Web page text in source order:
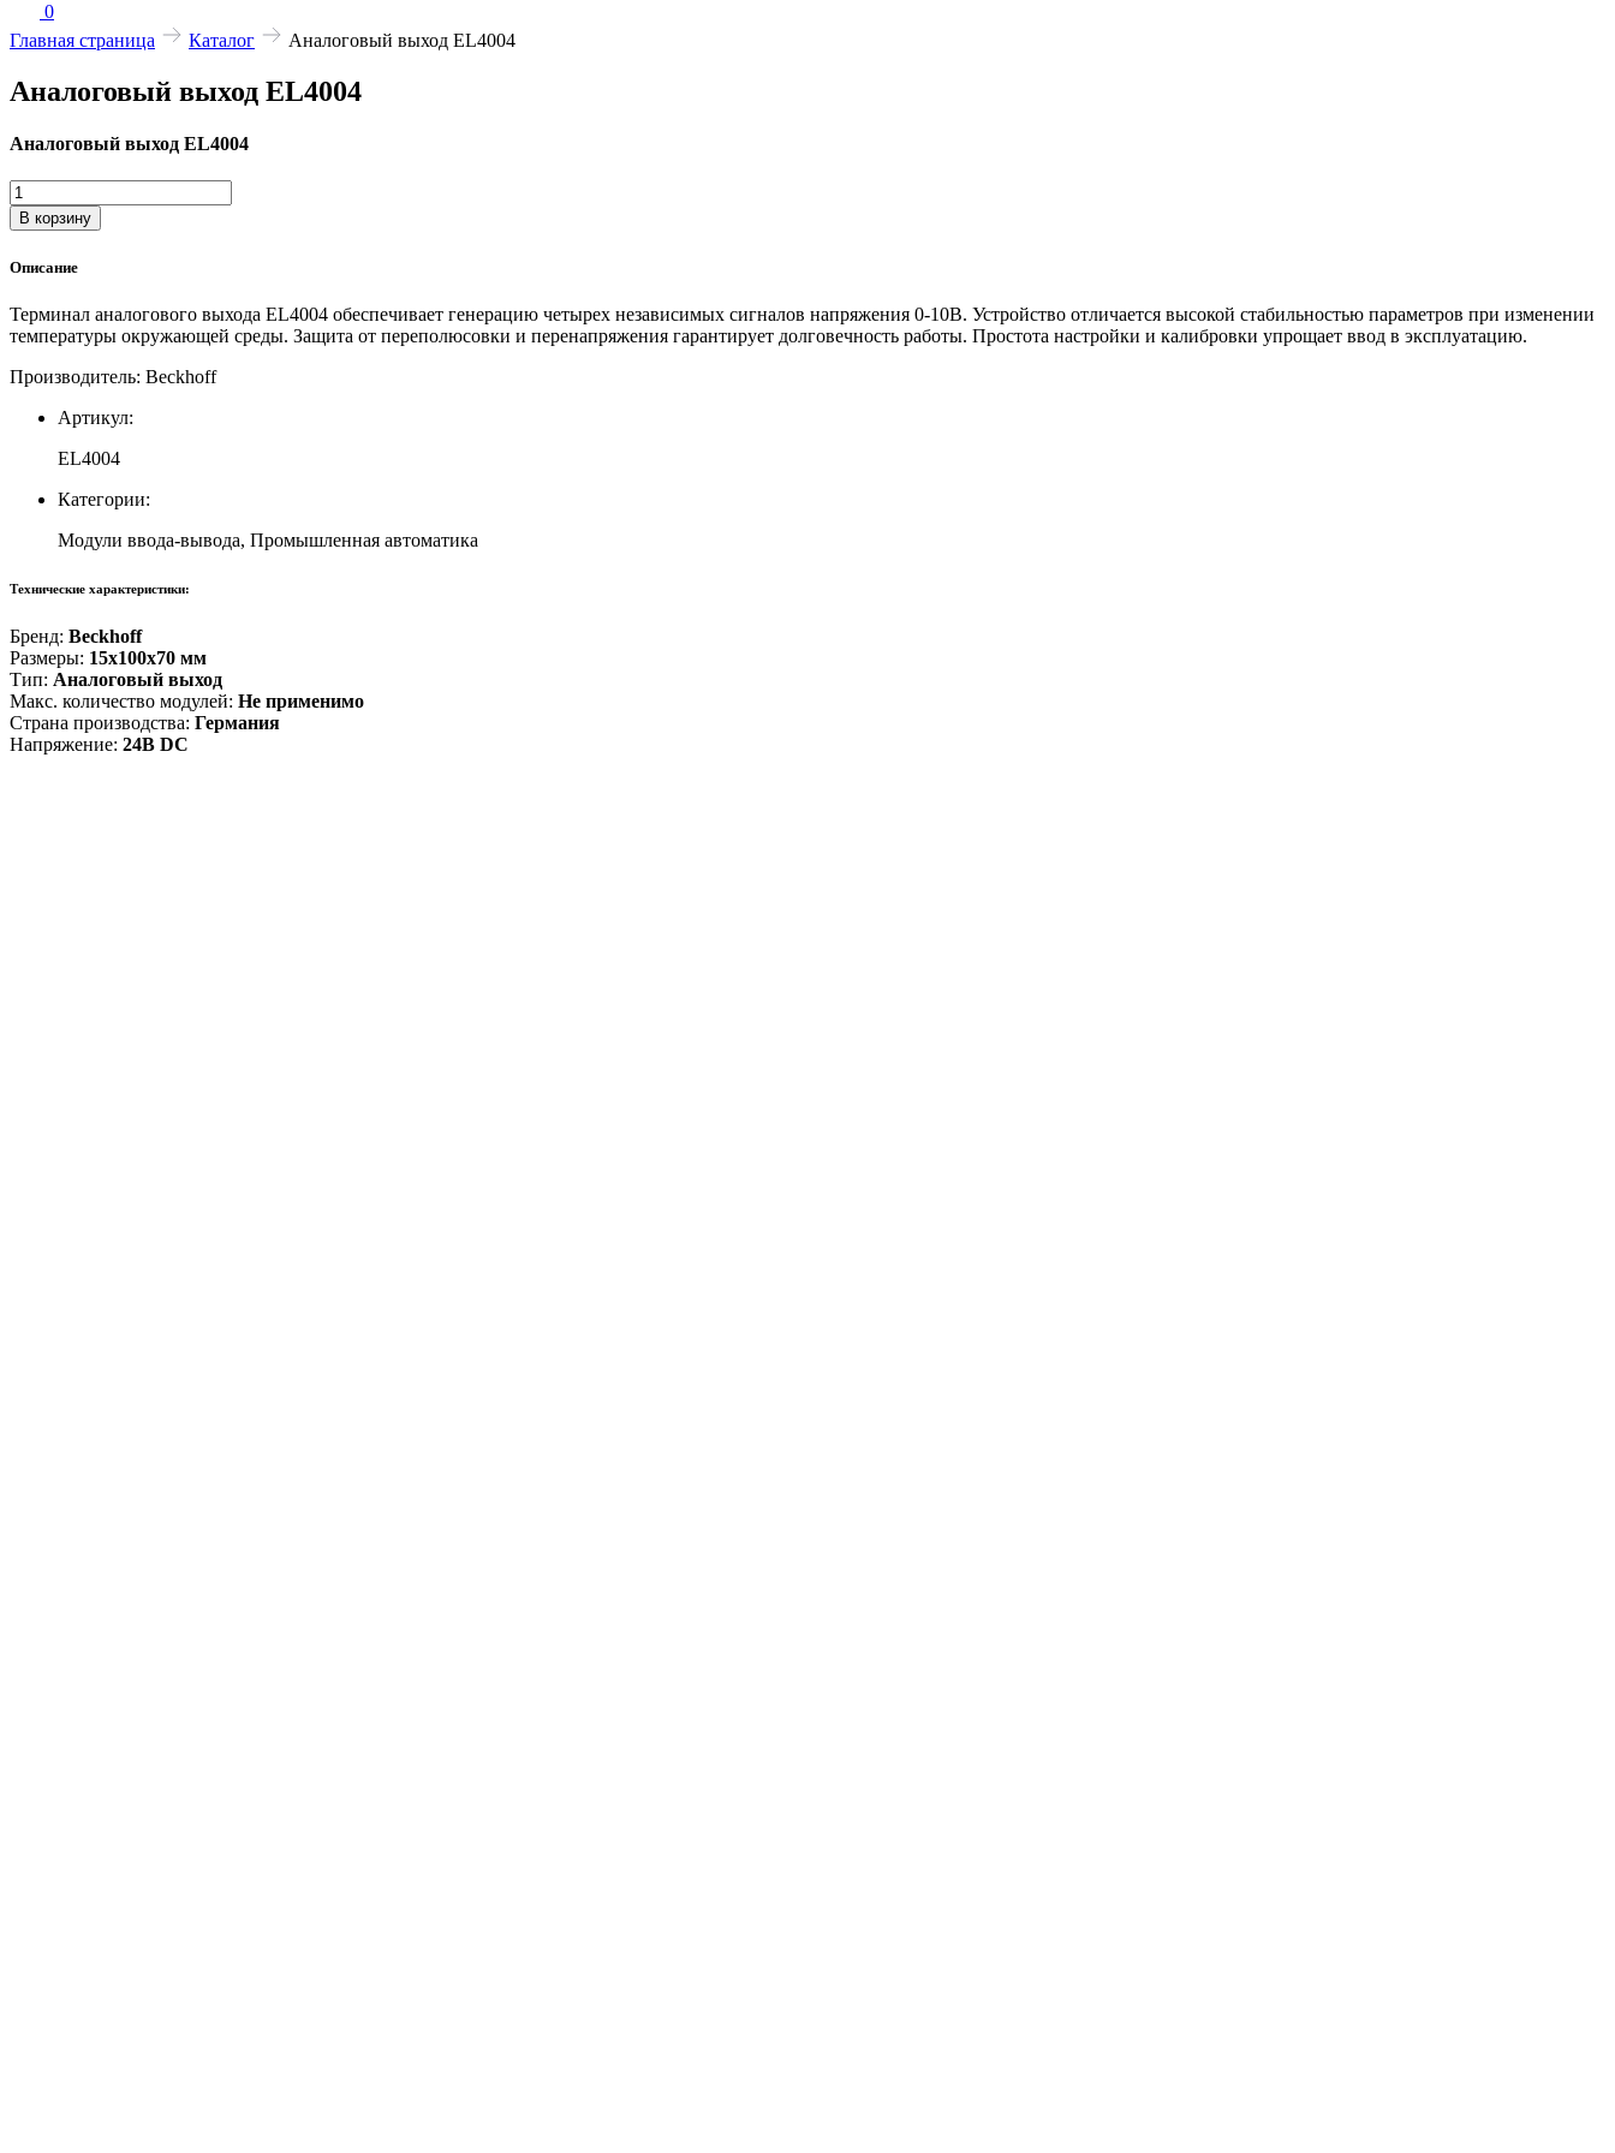
0
Главная страница
Каталог Аналоговый выход EL4004
Аналоговый выход EL4004
Аналоговый выход EL4004
Количество
товара
Аналоговый
EL4004
В корзину
Описание
Терминал аналогового выхода EL4004 обеспечивает генерацию четырех независимых сигналов напряжения 0-10В. Устройство отличается высокой стабильностью параметров при изменении
температуры окружающей среды. Защита от переполюсовки и перенапряжения гарантирует долговечность работы. Простота настройки и калибровки упрощает ввод в эксплуатацию.
Производитель: Beckhoff
Артикул:
EL4004
Категории:
Модули ввода-вывода, Промышленная автоматика
Технические характеристики:
Бренд: Beckhoff
Размеры: 15x100x70 мм
Тип: Аналоговый выход
Макс. количество модулей: Не применимо
Страна производства: Германия
Напряжение: 24В DC